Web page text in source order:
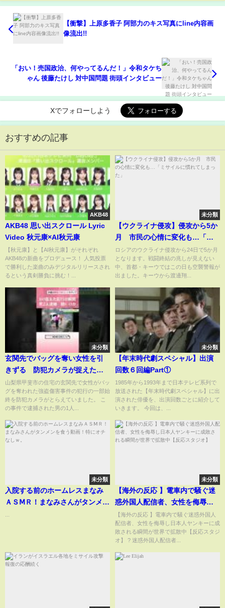
【衝撃】上原多香子 阿部力のキス写真にline内容画
像流出!!
「おい！売国政治、何やってるんだ！」令和タケち
ゃん 後藤たけし 対中国問題 街頭インタビュー
Xでフォローしよう
おすすめの記事
AKB48
AKB48 思い出スクロール Lyric
Video 秋元康×AI秋元康
【秋元康】と【AI秋元康】がそれぞれ
AKB48の新曲をプロデュース！ 人気投票
で勝利した楽曲のみデジタルリリースされ
るという真剣勝負に挑む！...
未分類
【ウクライナ侵攻】侵攻から5か
月 市民の心情に変化も…「ミ
サイルに慣れてしまった」
ロシアのウクライナ侵攻から24日で5か月
となります。戦闘終結の兆しが見えない
中、首都・キーウではこの日も空襲警報が
出ました。キーウから渡邊翔...
未分類
玄関先でバッグを奪い女性を引
きずる 防犯カメラが捉えた強
盗傷害事件の一部始終 #shorts
#UTY NEWS DIG #テレビ山梨 #
山梨のニュース #事件 #警察 #防
山梨県甲斐市の住宅の玄関先で女性がバッ
グを奪われた強盗傷害事件の犯行の一部始
終を防犯カメラがとらえていました。 こ
の事件で逮捕された男の1人...
未分類
【年末時代劇スペシャル】出演
回数６回編Part①
1985年から1993年まで日本テレビ系列で
放送された【年末時代劇スペシャル】に出
演された俳優を、出演回数ごとに紹介して
いきます。 今回は、...
未分類
入院する前のホームレスまなみ
ＡＳⅯＲ！まなみさんがタンメン
未分類
【海外の反応 】電車内で騒ぐ迷
惑外国人配信者、女性を侮辱し
日本人ヤンキーに成敗される瞬
間が世界で拡散中【反応スタジ
オ】
【海外の反応 】電車内で騒ぐ迷惑外国人
配信者、女性を侮辱し日本人ヤンキーに成
敗される瞬間が世界で拡散中【反応スタジ
オ】 ? 迷惑外国人配信者...